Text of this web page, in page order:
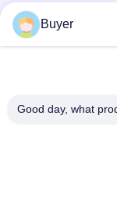
Китай Хорошее
Доставщик.
Buyer
Good day, what